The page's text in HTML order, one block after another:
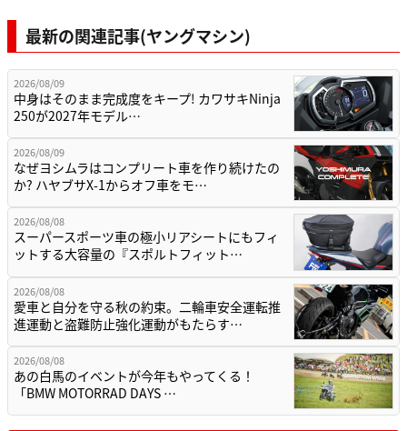
最新の関連記事(ヤングマシン)
2026/08/09
中身はそのまま完成度をキープ! カワサキNinja
250が2027年モデル…
2026/08/09
なぜヨシムラはコンプリート車を作り続けたの
か? ハヤブサX-1からオフ車をモ…
2026/08/08
スーパースポーツ車の極小リアシートにもフィ
ットする大容量の『スポルトフィット…
2026/08/08
愛車と自分を守る秋の約束。二輪車安全運転推
進運動と盗難防止強化運動がもたらす…
2026/08/08
あの白馬のイベントが今年もやってくる！
「BMW MOTORRAD DAYS …